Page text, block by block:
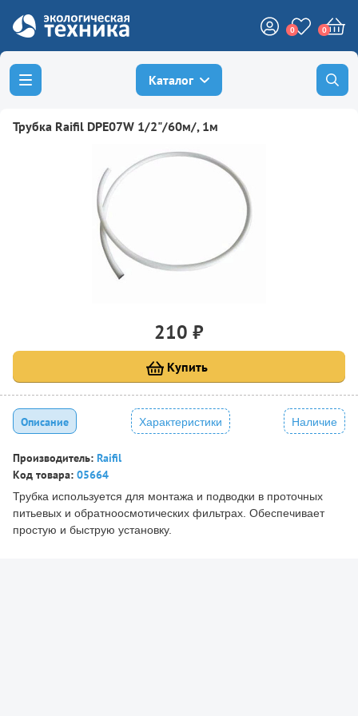
0 0
Каталог
Трубка Raifil DPE07W 1/2"/60м/, 1м
210 ₽
Купить
Описание Характеристики Наличие
Производитель: Raifil
Код товара: 05664
Трубка используется для монтажа и подводки в проточных
питьевых и обратноосмотических фильтрах. Обеспечивает
простую и быструю установку.